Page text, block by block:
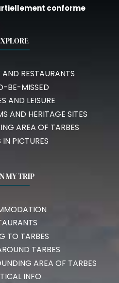
conforme
RESTAURANTS
BE-MISSED
AND LEISURE
AND HERITAGE SITES
AREA OF TARBES
IN PICTURES
MY TRIP
TO TARBES
TARBES
AREA OF TARBES
INFO